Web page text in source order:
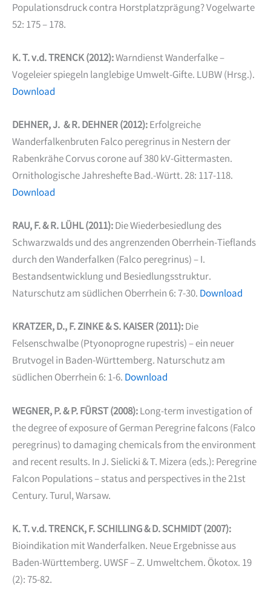
Populationsdruck contra Horstplatzprägung? Vogelwarte
52: 175 – 178.
K. T. v.d. TRENCK (2012):Warndienst Wanderfalke –
Vogeleier spiegeln langlebige Umwelt-Gifte. LUBW (Hrsg.).
Download
DEHNER, J. & R. DEHNER (2012):Erfolgreiche
Wanderfalkenbruten Falco peregrinus in Nestern der
Rabenkrähe Corvus corone auf 380 kV-Gittermasten.
Ornithologische Jahreshefte Bad.-Württ. 28: 117-118.
Download
RAU, F. & R. LÜHL (2011):Die Wiederbesiedlung des
Schwarzwalds und des angrenzenden Oberrhein-Tieflands
durch den Wanderfalken (Falco peregrinus) – I.
Bestandsentwicklung und Besiedlungsstruktur.
Naturschutz am südlichen Oberrhein 6: 7-30. Download
KRATZER, D., F. ZINKE & S. KAISER (2011):Die
Felsenschwalbe (Ptyonoprogne rupestris) – ein neuer
Brutvogel in Baden-Württemberg. Naturschutz am
südlichen Oberrhein 6: 1-6. Download
WEGNER, P. & P. FÜRST (2008):Long-term investigation of
the degree of exposure of German Peregrine falcons (Falco
peregrinus) to damaging chemicals from the environment
and recent results. In J. Sielicki & T. Mizera (eds.): Peregrine
Falcon Populations – status and perspectives in the 21st
Century. Turul, Warsaw.
K. T. v.d. TRENCK, F. SCHILLING & D. SCHMIDT (2007):
Bioindikation mit Wanderfalken. Neue Ergebnisse aus
Baden-Württemberg. UWSF – Z. Umweltchem. Ökotox. 19
(2): 75-82.